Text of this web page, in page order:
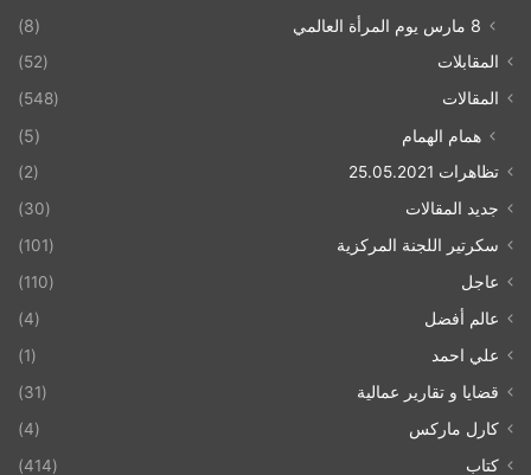
8 مارس يوم المرأة العالمي (8)
المقابلات
(52)
المقالات
(548)
همام الهمام (5)
تظاهرات 25.05.2021
(2)
جديد المقالات
(30)
سكرتير اللجنة المركزية
(101)
عاجل
(110)
عالم أفضل
(4)
علي احمد
(1)
قضايا و تقارير عمالية
(31)
كارل ماركس
(4)
كتاب
(414)